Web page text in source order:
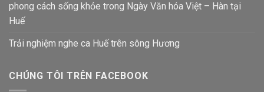
phong cách sống khỏe trong Ngày Văn hóa Việt – Hàn tại
Huế
Trải nghiệm nghe ca Huế trên sông Hương
CHÚNG TÔI TRÊN FACEBOOK